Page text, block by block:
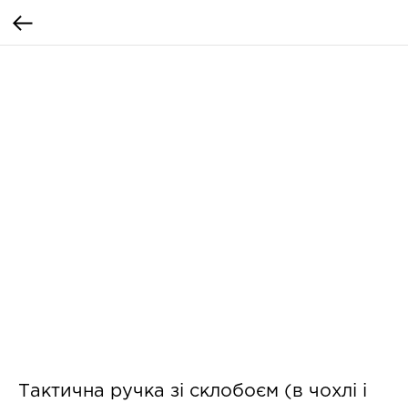
Тактична ручка зі склобоєм (в чохлі і